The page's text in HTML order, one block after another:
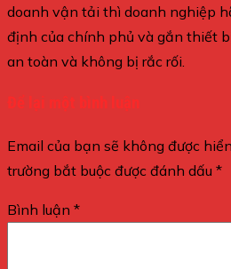
doanh vận tải thì doanh nghiệp
định của chính phủ và gắn thiết
an toàn và không bị rắc rối.
Để lại một bình luận
Email của bạn sẽ không được
trường bắt buộc được đánh dấu *
Bình luận *